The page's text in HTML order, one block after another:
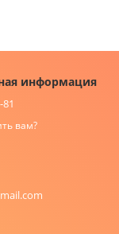
информация
вам?